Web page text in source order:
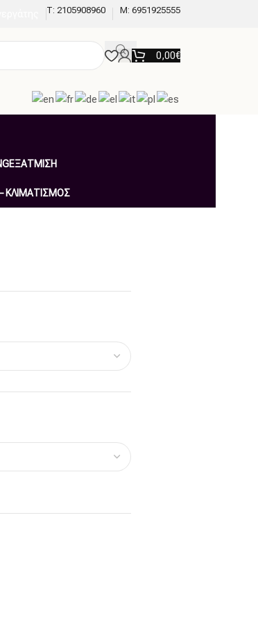
Τ: 2105908960 M: 6951925555
0,00€
ΕΞΆΤΜΙΣΗ
ΚΛΙΜΑΤΙΣΜΌΣ